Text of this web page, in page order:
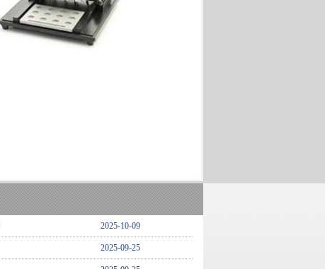
2025-10-09
2025-09-25